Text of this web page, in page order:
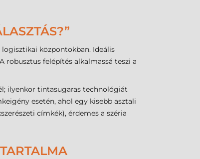
központokban. Ideális
robusztus felépítés alkalmassá teszi a
ilyenkor tintasugaras technológiát
esetén, ahol egy kisebb asztali
címkék), érdemes a széria